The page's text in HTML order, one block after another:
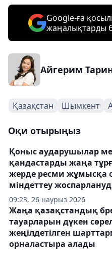
Google-ға
жаңалықтарды
Айгерим
Қазақстан Шымкент
Оқи отырыңыз
09:23, 26 наурыз 2026
Қоныс аударушылар
қандастарды жаңа
жерде ресми жұмысқа
міндеттеу
Жаңа қазақстандық
тауарларын дүкен
жеңілдетілген
орналастыра алады